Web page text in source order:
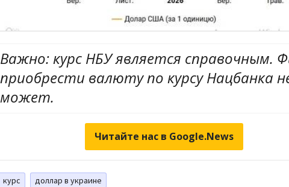
Важно: курс НБУ является справочным.
приобрести валюту по курсу Нацбанка
может.
Читайте нас в Google.News
курс доллар в украине